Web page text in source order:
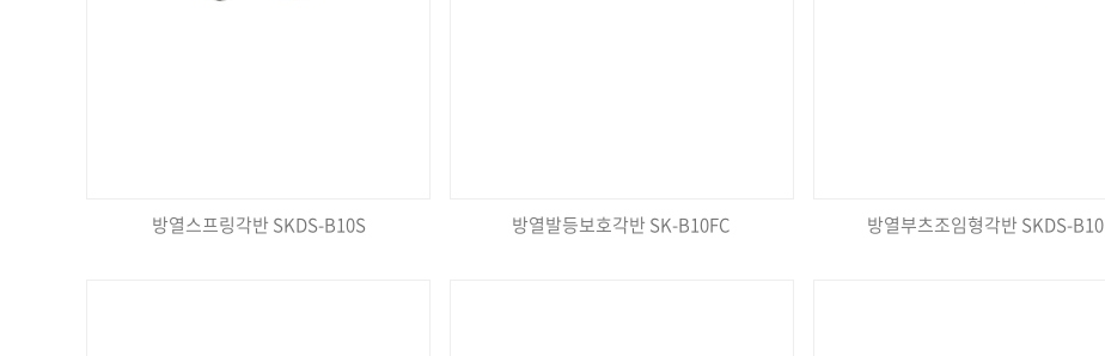
방열스프링각반 SKDS-B10S 방열발등보호각반 SK-B10FC 방열부츠조임형각반 SKDS-B10